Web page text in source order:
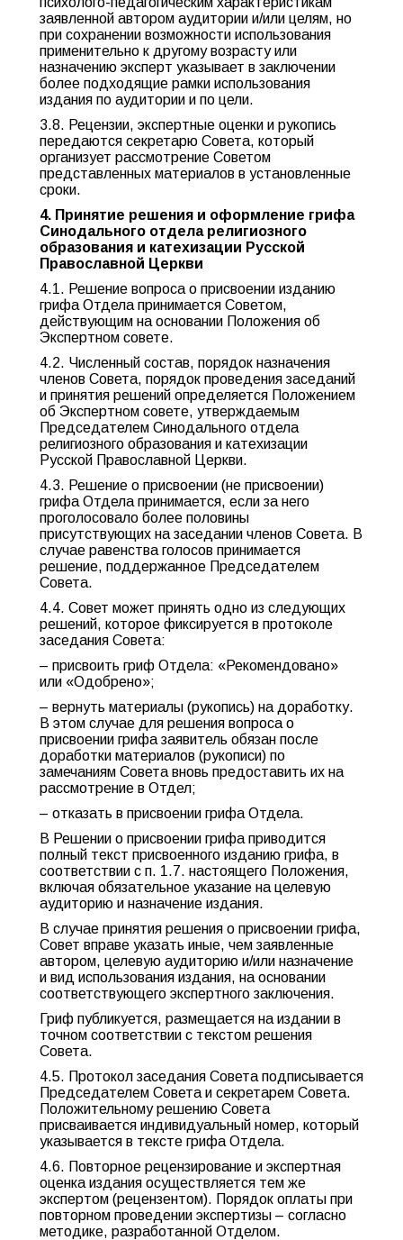
заявленной автором аудитории и/или целям, но
при сохранении возможности использования
применительно к другому возрасту или
назначению эксперт указывает в заключении
более подходящие рамки использования
издания по аудитории и по цели.
3.8. Рецензии, экспертные оценки и рукопись
передаются секретарю Совета, который
организует рассмотрение Советом
представленных материалов в установленные
сроки.
4. Принятие решения и оформление грифа
Синодального отдела религиозного
образования и катехизации Русской
Православной Церкви
4.1. Решение вопроса о присвоении изданию
грифа Отдела принимается Советом,
действующим на основании Положения об
Экспертном совете.
4.2. Численный состав, порядок назначения
членов Совета, порядок проведения заседаний
и принятия решений определяется Положением
об Экспертном совете, утверждаемым
Председателем Синодального отдела
религиозного образования и катехизации
Русской Православной Церкви.
4.3. Решение о присвоении (не присвоении)
грифа Отдела принимается, если за него
проголосовало более половины
присутствующих на заседании членов Совета. В
случае равенства голосов принимается
решение, поддержанное Председателем
Совета.
4.4. Совет может принять одно из следующих
решений, которое фиксируется в протоколе
заседания Совета:
– присвоить гриф Отдела: «Рекомендовано»
или «Одобрено»;
– вернуть материалы (рукопись) на доработку.
В этом случае для решения вопроса о
присвоении грифа заявитель обязан после
доработки материалов (рукописи) по
замечаниям Совета вновь предоставить их на
рассмотрение в Отдел;
– отказать в присвоении грифа Отдела.
В Решении о присвоении грифа приводится
полный текст присвоенного изданию грифа, в
соответствии с п. 1.7. настоящего Положения,
включая обязательное указание на целевую
аудиторию и назначение издания.
В случае принятия решения о присвоении грифа,
Совет вправе указать иные, чем заявленные
автором, целевую аудиторию и/или назначение
и вид использования издания, на основании
соответствующего экспертного заключения.
Гриф публикуется, размещается на издании в
точном соответствии с текстом решения
Совета.
4.5. Протокол заседания Совета подписывается
Председателем Совета и секретарем Совета.
Положительному решению Совета
присваивается индивидуальный номер, который
указывается в тексте грифа Отдела.
4.6. Повторное рецензирование и экспертная
оценка издания осуществляется тем же
экспертом (рецензентом). Порядок оплаты при
повторном проведении экспертизы – согласно
методике, разработанной Отделом.